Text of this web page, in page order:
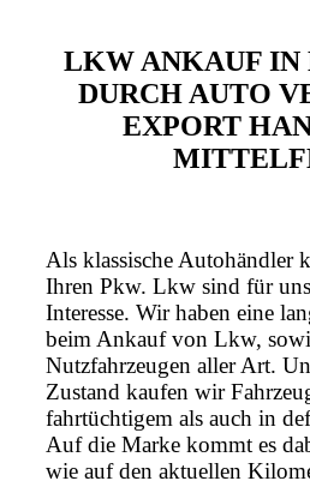
LKW ANKAUF IN
DURCH AUTO
EXPORT
Als klassische Autohändler
Ihren Pkw. Lkw sind für
Interesse. Wir haben eine
beim Ankauf von Lkw,
Nutzfahrzeugen aller Art.
Zustand kaufen wir
fahrtüchtigem als auch in
Auf die Marke kommt es
wie auf den aktuellen